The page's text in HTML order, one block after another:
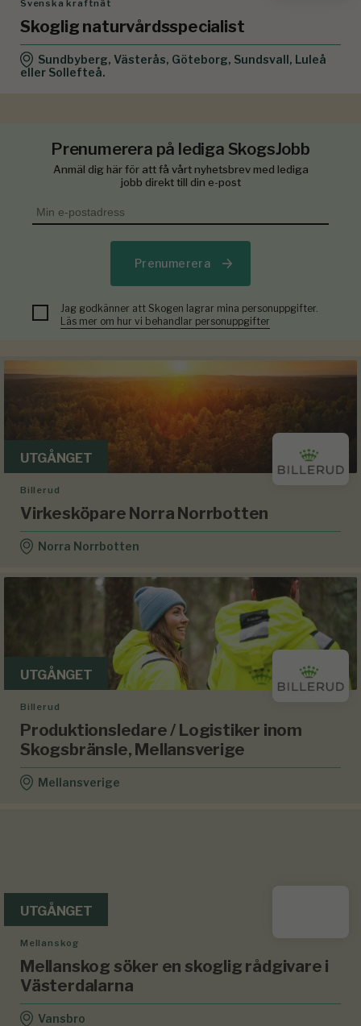
Svenska kraftnät
Skoglig naturvårdsspecialist
Sundbyberg, Västerås, Göteborg, Sundsvall, Luleå
eller Sollefteå.
Prenumerera på lediga SkogsJobb
Anmäl dig här för att få vårt nyhetsbrev med lediga
jobb direkt till din e-post
Prenumerera
Jag godkänner att Skogen lagrar mina personuppgifter.
Läs mer om hur vi behandlar personuppgifter
UTGÅNGET
Billerud
Virkesköpare Norra Norrbotten
Norra Norrbotten
UTGÅNGET
Billerud
Produktionsledare / Logistiker inom
Skogsbränsle, Mellansverige
Mellansverige
UTGÅNGET
Mellanskog
Mellanskog söker en skoglig rådgivare i
Västerdalarna
Vansbro